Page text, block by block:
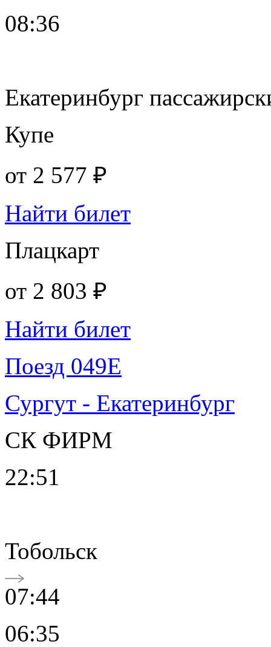
08:36
Екатеринбург
Купе
от 2 577 ₽
Найти билет
Плацкарт
от 2 803 ₽
Найти билет
Поезд 049Е
Сургут - Екатеринбург
СК ФИРМ
22:51
Тобольск
07:44
06:35